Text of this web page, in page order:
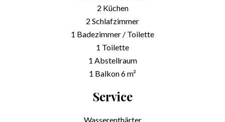
2 Küchen
2 Schlafzimmer
1 Badezimmer / Toilette
1 Toilette
1 Abstellraum
1 Balkon6 m²
Service
Wasserenthärter